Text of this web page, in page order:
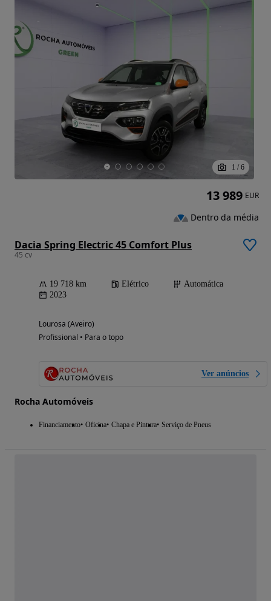
1 / 6
Dacia Spring Electric 45 Comfort Plus
45 cv
19 718 km Elétrico
Automática
2023
Lourosa (Aveiro)
Profissional • Para o topo
Ver anúncios
Rocha Automóveis
Financiamento Oficina Chapa e Pintura Serviço de Pneus
13 989 EUR
Dentro da média